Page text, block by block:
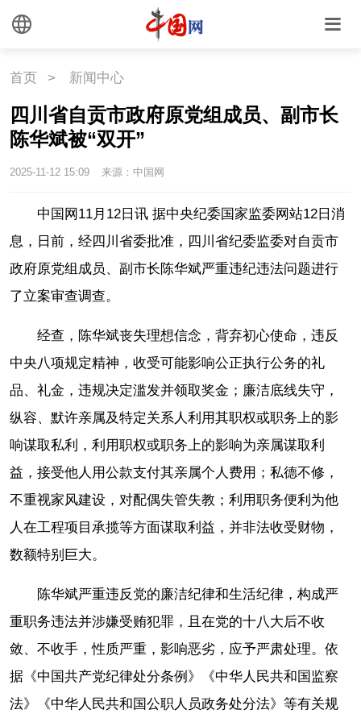
草原
联盟
首页 > 新闻中心
四川省自贡市政府原党组成员、副市长
陈华斌被“双开”
2025-11-12 15:09 来源：中国网
中国网11月12日讯 据中央纪委国家监委网站12日消
息，日前，经四川省委批准，四川省纪委监委对自贡市
政府原党组成员、副市长陈华斌严重违纪违法问题进行
了立案审查调查。
经查，陈华斌丧失理想信念，背弃初心使命，违反
中央八项规定精神，收受可能影响公正执行公务的礼
品、礼金，违规决定滥发并领取奖金；廉洁底线失守，
纵容、默许亲属及特定关系人利用其职权或职务上的影
响谋取私利，利用职权或职务上的影响为亲属谋取利
益，接受他人用公款支付其亲属个人费用；私德不修，
不重视家风建设，对配偶失管失教；利用职务便利为他
人在工程项目承揽等方面谋取利益，并非法收受财物，
数额特别巨大。
陈华斌严重违反党的廉洁纪律和生活纪律，构成严
重职务违法并涉嫌受贿犯罪，且在党的十八大后不收
敛、不收手，性质严重，影响恶劣，应予严肃处理。依
据《中国共产党纪律处分条例》《中华人民共和国监察
法》《中华人民共和国公职人员政务处分法》等有关规